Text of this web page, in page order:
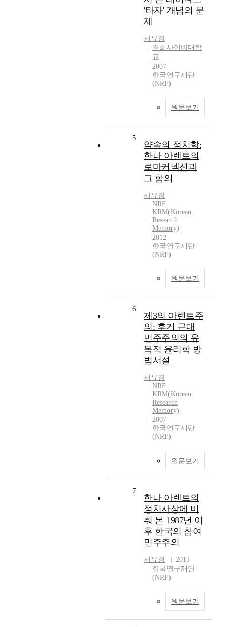
'타자' 개념의 문
제
서유경
경희사이버대학
교
2007
한국연구재단
(NRF)
원문보기
5
약속의 정치학:
한나 아렌트의
로마커넥션과
그 함의
서유경
NRF
KRM(Korean
Research
Memory)
2012
한국연구재단
(NRF)
원문보기
6
제3의 아렌트주
의: 후기 근대
민주주의의 유
목적 윤리학 방
법서설
서유경
NRF
KRM(Korean
Research
Memory)
2007
한국연구재단
(NRF)
원문보기
7
한나 아렌트의
정치사상에 비
춰 본 1987년 이
후 한국의 참여
민주주의
서유경
2013
한국연구재단
(NRF)
원문보기